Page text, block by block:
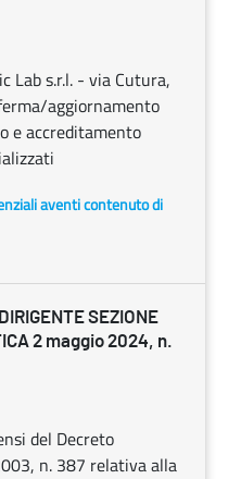
Lab s.r.l. - via Cutura,
aggiornamento
e accreditamento
aventi contenuto di
SEZIONE
2 maggio 2024, n.
del Decreto
n. 387 relativa alla